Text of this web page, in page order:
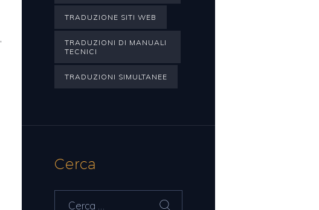
TRADUZIONE SITI WEB
TRADUZIONI DI MANUALI
TECNICI
TRADUZIONI SIMULTANEE
Cerca